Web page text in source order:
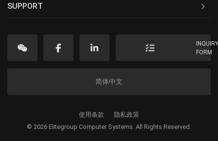
SUPPORT
FORM
简体中文
© 2026 Elitegroup Computer Systems. All Rights Reserved.
使用条款 隐私政策